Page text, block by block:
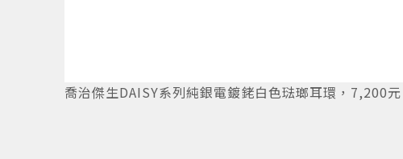
喬治傑生DAISY系列純銀電鍍銠白色琺瑯耳環，7,200